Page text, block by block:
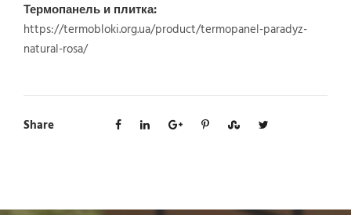
Термопанель и плитка:
https://termobloki.org.ua/product/termopanel-paradyz-
natural-rosa/
Share